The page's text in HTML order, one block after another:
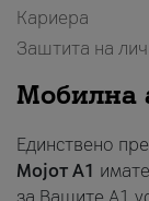
Кариера
Заштита на
Мобилна
Единствено
Мојот A1